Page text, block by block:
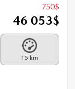
750$
46 053$
15 km